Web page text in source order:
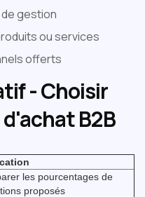
gestion
ou services
offerts
- Choisir
B2B
les pourcentages de
proposés